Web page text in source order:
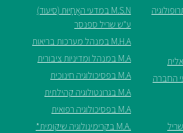
M.S.N במדעי האֲחָיוּת (סיעוד)
ע"ש שריל ספנסר
M.H.A במנהל מערכות בריאות
M.A במנהל ומדיניות ציבורית
M.A בפסיכולוגיה חינוכית
M.A בגרונטולוגיה קהילתית
M.A בפסיכולוגיה רפואית
.M.A בקרימינולוגיה שיקומית*